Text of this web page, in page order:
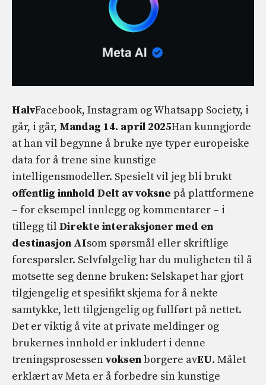
HalvFacebook, Instagram og Whatsapp Society, i
går, i går, Mandag 14. april 2025Han kunngjorde
at han vil begynne å bruke nye typer europeiske
data for å trene sine kunstige
intelligensmodeller. Spesielt vil jeg bli brukt
offentlig innhold Delt av voksne på plattformene
– for eksempel innlegg og kommentarer – i
tillegg til Direkte interaksjoner med en
destinasjon AIsom spørsmål eller skriftlige
forespørsler. Selvfølgelig har du muligheten til å
motsette seg denne bruken: Selskapet har gjort
tilgjengelig et spesifikt skjema for å nekte
samtykke, lett tilgjengelig og fullført på nettet.
Det er viktig å vite at private meldinger og
brukernes innhold er inkludert i denne
treningsprosessenvoksenborgere avEU. Målet
erklært av Meta er å forbedre sin kunstige